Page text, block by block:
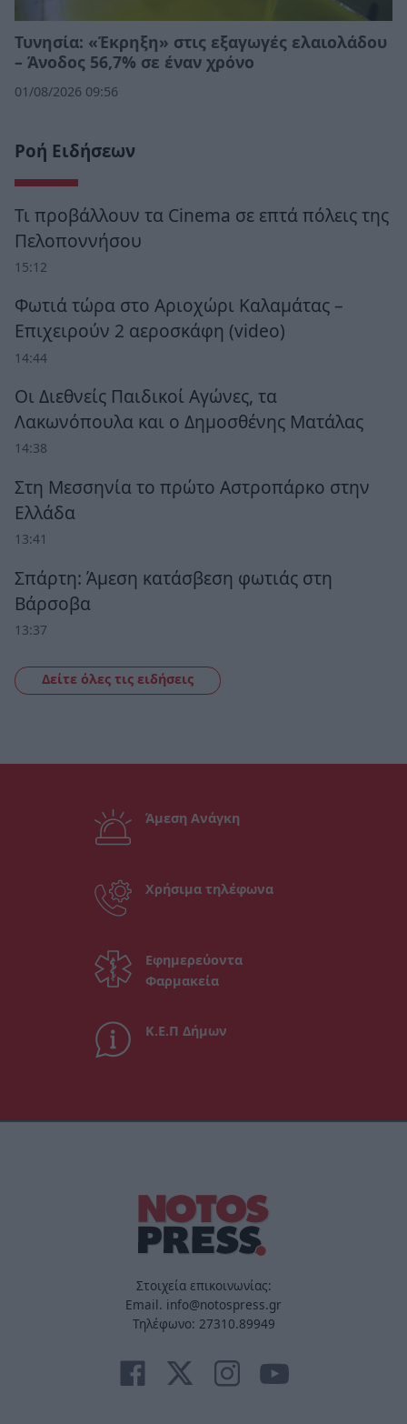
Τυνησία: «Έκρηξη» στις εξαγωγές ελαιολάδου
– Άνοδος 56,7% σε έναν χρόνο
01/08/2026 09:56
Ροή Ειδήσεων
Τι προβάλλουν τα Cinema σε επτά πόλεις της
Πελοποννήσου
15:12
Φωτιά τώρα στο Αριοχώρι Καλαμάτας –
Επιχειρούν 2 αεροσκάφη (video)
14:44
Οι Διεθνείς Παιδικοί Αγώνες, τα
Λακωνόπουλα και ο Δημοσθένης Ματάλας
14:38
Στη Μεσσηνία το πρώτο Αστροπάρκο στην
Ελλάδα
13:41
Σπάρτη: Άμεση κατάσβεση φωτιάς στη
Βάρσοβα
13:37
Δείτε όλες τις ειδήσεις
Άμεση Ανάγκη
Χρήσιμα τηλέφωνα
Εφημερεύοντα
Φαρμακεία
Κ.Ε.Π Δήμων
Στοιχεία επικοινωνίας:
Email. info@notospress.gr
Τηλέφωνο: 27310.89949